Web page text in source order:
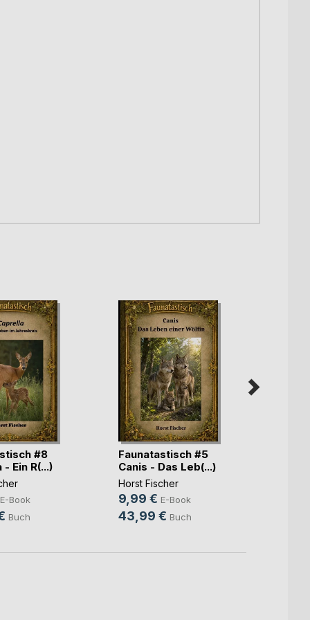
#8
Ein R(...)
E-Book
Buch
Faunatastisch #5
Canis - Das Leb(...)
Horst Fischer
9,99 € E-Book
43,99 € Buch